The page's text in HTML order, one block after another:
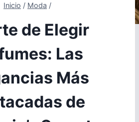
Inicio / Moda /
de Elegir
Las
Más
de